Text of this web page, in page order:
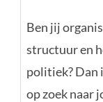
Ben jij
structuur en
politiek? Dan
op zoek naar